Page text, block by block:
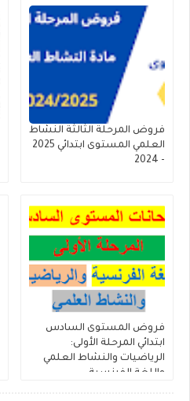
فروض المرحلة الثالثة النشاط
العلمي المستوى ابتدائي 2025
- 2024
فروض المستوى السادس
ابتدائي المرحلة الأولى:
الرياضيات والنشاط العلمي
واللغة الفرنسية